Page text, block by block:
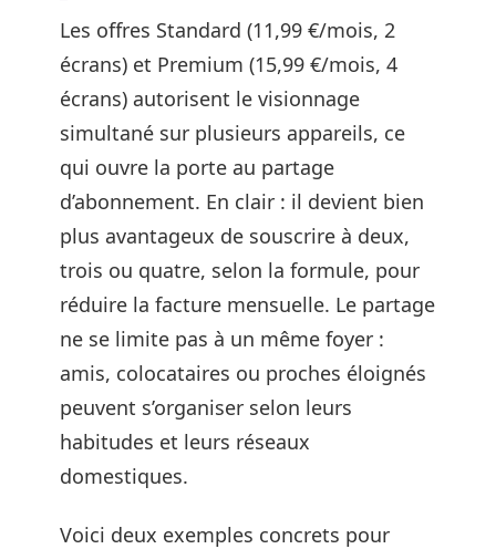
Les offres Standard (11,99 €/mois, 2
écrans) et Premium (15,99 €/mois, 4
écrans) autorisent le visionnage
simultané sur plusieurs appareils, ce
qui ouvre la porte au partage
d’abonnement. En clair : il devient bien
plus avantageux de souscrire à deux,
trois ou quatre, selon la formule, pour
réduire la facture mensuelle. Le partage
ne se limite pas à un même foyer :
amis, colocataires ou proches éloignés
peuvent s’organiser selon leurs
habitudes et leurs réseaux
domestiques.
Voici deux exemples concrets pour